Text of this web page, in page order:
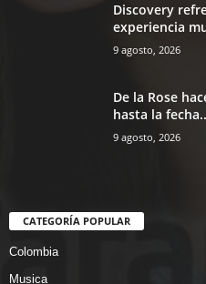
Discovery
experiencia
9 agosto, 2026
De la Rose
hasta la
9 agosto, 2026
CATEGORÍA POPULAR
Colombia
Musica